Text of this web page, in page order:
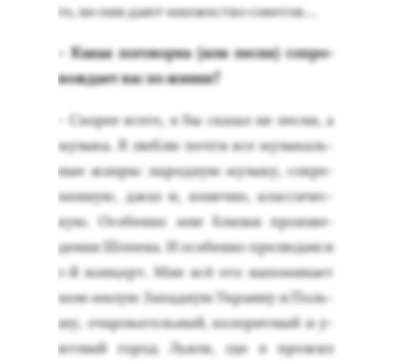
го, но они да­ют мно­жес­тво со­ветов…
- Ка­кая по­говор­ка (или пес­ня) соп­ро­
вож­да­ет вас по жиз­ни?
- Ско­рее все­го, я бы ска­зал не пес­ня, а
му­зыка. Я люб­лю поч­ти все му­зыкаль­
ные жан­ры: на­род­ную му­зыку, сов­ре­
мен­ную, джаз и, ко­неч­но, клас­си­чес­
кую. Осо­бен­но мне близ­ки про­из­ве­
дения Шо­пена. И осо­бен­но пре­людии и
1-й кон­церт. Мне всё это на­поми­на­ет
мою ми­лую За­пад­ную Ук­ра­ину и Поль­
шу, оча­рова­тель­ный, ко­лорит­ный и у­
ют­ный го­род Ль­вов, где я про­жил